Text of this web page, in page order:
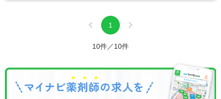
1
10件／10件